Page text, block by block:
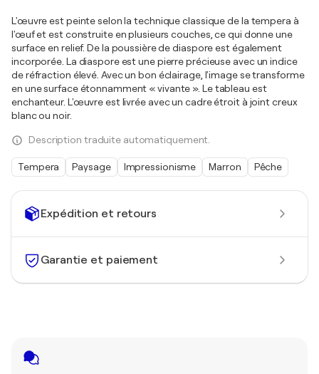
Expédition et retours
Garantie et paiement
L'œuvre est peinte selon la technique classique de la tempera à
l'œuf et est construite en plusieurs couches, ce qui donne une
surface en relief. De la poussière de diaspore est également
incorporée. La diaspore est une pierre précieuse avec un indice
de réfraction élevé. Avec un bon éclairage, l'image se transforme
en une surface étonnamment « vivante ». Le tableau est
enchanteur. L'œuvre est livrée avec un cadre étroit à joint creux
blanc ou noir.
Description traduite automatiquement.
Tempera Paysage Impressionisme Marron Pêche